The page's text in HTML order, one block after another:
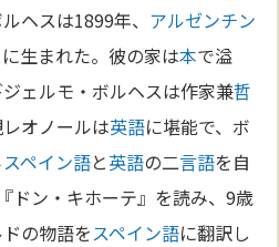
ヘスは1899年、 アルゼンチン
に生まれた。彼の家は本で溢
ェルモ・ボルヘスは作家兼哲
オノールは英語に堪能で、ボ
スペイン語と英語の二言語を自
ドン・キホーテ』を読み、9歳
の物語をスペイン語に翻訳し